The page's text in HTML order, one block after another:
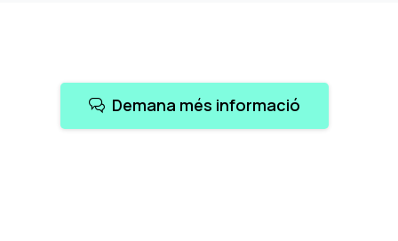
Demana més informació